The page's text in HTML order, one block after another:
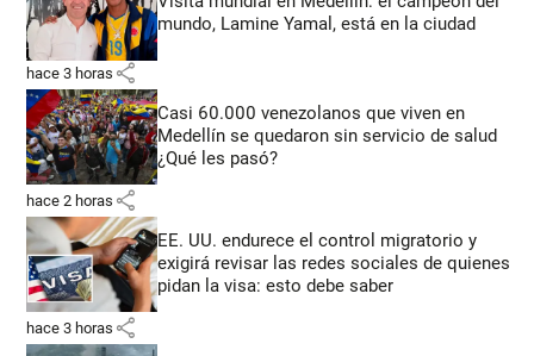
mundo, Lamine Yamal, está en la ciudad
hace 3 horas share
Casi 60.000 venezolanos que viven en
Medellín se quedaron sin servicio de salud
¿Qué les pasó?
hace 2 horas share
EE. UU. endurece el control migratorio y
exigirá revisar las redes sociales de quienes
pidan la visa: esto debe saber
hace 3 horas share